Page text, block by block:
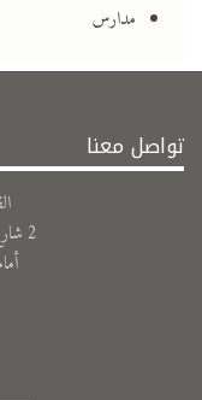
مدارس
تواصل معنا
2 شارع محمد فريد، عابدين ، القاهرة